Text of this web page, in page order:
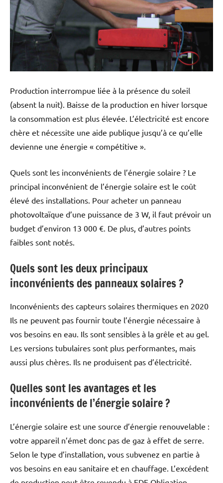
Production interrompue liée à la présence du soleil
(absent la nuit). Baisse de la production en hiver lorsque
la consommation est plus élevée. L’électricité est encore
chère et nécessite une aide publique jusqu’à ce qu’elle
devienne une énergie « compétitive ».
Quels sont les inconvénients de l’énergie solaire ? Le
principal inconvénient de l’énergie solaire est le coût
élevé des installations. Pour acheter un panneau
photovoltaïque d’une puissance de 3 W, il faut prévoir un
budget d’environ 13 000 €. De plus, d’autres points
faibles sont notés.
Quels sont les deux principaux
inconvénients des panneaux solaires ?
Inconvénients des capteurs solaires thermiques en 2020
Ils ne peuvent pas fournir toute l’énergie nécessaire à
vos besoins en eau. Ils sont sensibles à la grêle et au gel.
Les versions tubulaires sont plus performantes, mais
aussi plus chères. Ils ne produisent pas d’électricité.
Quelles sont les avantages et les
inconvénients de l’énergie solaire ?
L’énergie solaire est une source d’énergie renouvelable :
votre appareil n’émet donc pas de gaz à effet de serre.
Selon le type d’installation, vous subvenez en partie à
vos besoins en eau sanitaire et en chauffage. L’excédent